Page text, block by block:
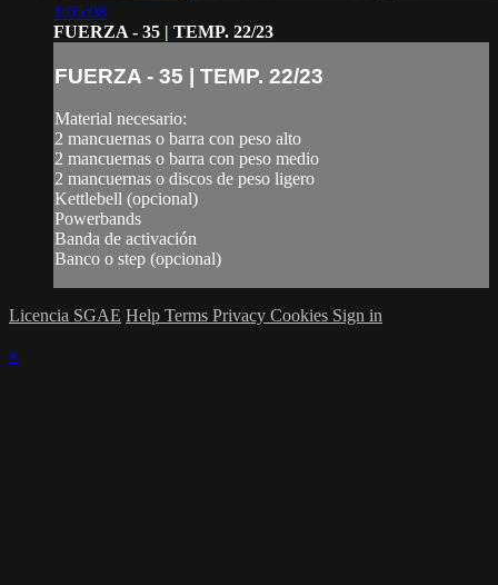
1:05:08
FUERZA - 35 | TEMP. 22/23
FUERZA - 35 | TEMP. 22/23
Material necesario:
2 mancuernas o barra con peso alto
2 mancuernas o barra con peso medio
2 mancuernas o discos de peso ligero
Kettlebell (opcional)
Powerbands
Banda de activación
Banco o step (opcional)
Licencia SGAE Help Terms Privacy Cookies Sign in
×